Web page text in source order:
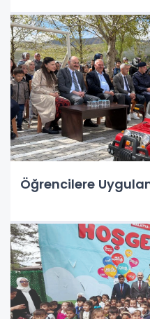
Öğrencilere